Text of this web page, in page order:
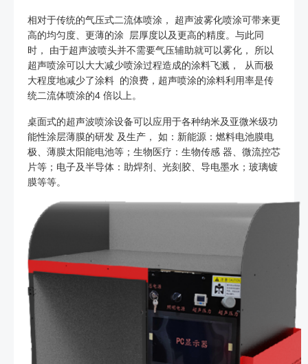
相对于传统的气压式二流体喷涂， 超声波雾化喷涂可带来更
高的均匀度、更薄的涂 层厚度以及更高的精度。与此同
时， 由于超声波喷头并不需要气压辅助就可以雾化， 所以
超声喷涂可以大大减少喷涂过程造成的涂料飞溅， 从而极
大程度地减少了涂料 的浪费，超声喷涂的涂料利用率是传
统二流体喷涂的4 倍以上。
桌面式的超声波喷涂设备可以应用于各种纳米及亚微米级功
能性涂层薄膜的研发 及生产， 如：新能源：燃料电池膜电
极、薄膜太阳能电池等；生物医疗：生物传感 器、微流控芯
片等；电子及半导体：助焊剂、光刻胶、导电墨水；玻璃镀
膜等等。